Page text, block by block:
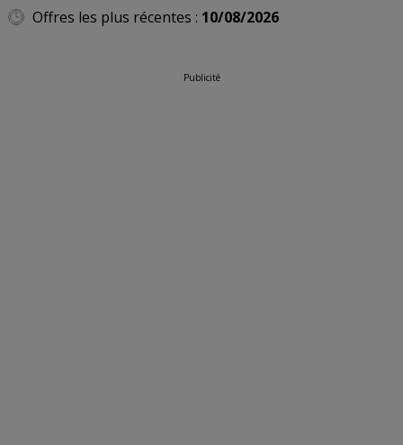
Offres les plus récentes : 10/08/2026
Publicité